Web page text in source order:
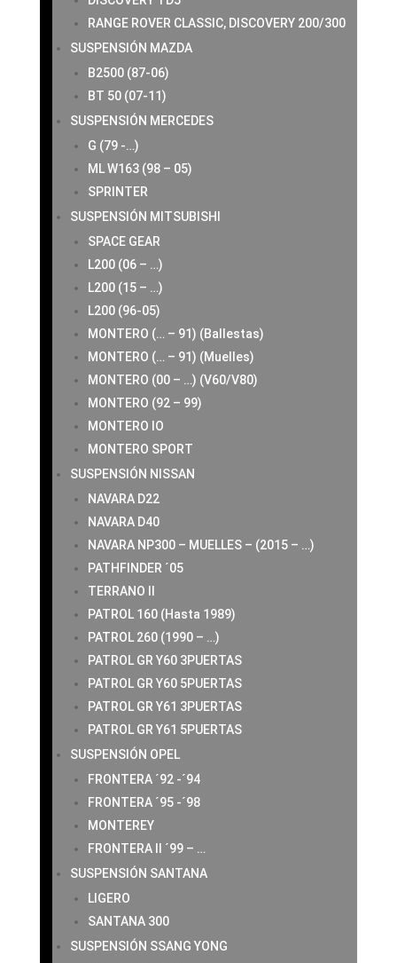
RANGE ROVER CLASSIC, DISCOVERY 200/300
SUSPENSIÓN MAZDA
B2500 (87-06)
BT 50 (07-11)
SUSPENSIÓN MERCEDES
G (79 -…)
ML W163 (98 – 05)
SPRINTER
SUSPENSIÓN MITSUBISHI
SPACE GEAR
L200 (06 – …)
L200 (15 – …)
L200 (96-05)
MONTERO (… – 91) (Ballestas)
MONTERO (… – 91) (Muelles)
MONTERO (00 – …) (V60/V80)
MONTERO (92 – 99)
MONTERO IO
MONTERO SPORT
SUSPENSIÓN NISSAN
NAVARA D22
NAVARA D40
NAVARA NP300 – MUELLES – (2015 – …)
PATHFINDER ´05
TERRANO II
PATROL 160 (Hasta 1989)
PATROL 260 (1990 – …)
PATROL GR Y60 3PUERTAS
PATROL GR Y60 5PUERTAS
PATROL GR Y61 3PUERTAS
PATROL GR Y61 5PUERTAS
SUSPENSIÓN OPEL
FRONTERA ´92 -´94
FRONTERA ´95 -´98
MONTEREY
FRONTERA II ´99 – …
SUSPENSIÓN SANTANA
LIGERO
SANTANA 300
SUSPENSIÓN SSANG YONG